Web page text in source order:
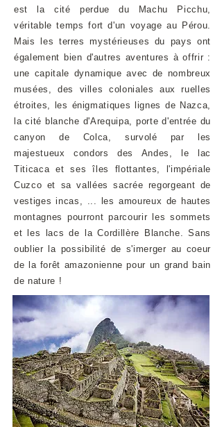
est la cité perdue du Machu Picchu,
véritable temps fort d'un voyage au Pérou.
Mais les terres mystérieuses du pays ont
également bien d'autres aventures à offrir :
une capitale dynamique avec de nombreux
musées, des villes coloniales aux ruelles
étroites, les énigmatiques lignes de Nazca,
la cité blanche d'Arequipa, porte d'entrée du
canyon de Colca, survolé par les
majestueux condors des Andes, le lac
Titicaca et ses îles flottantes, l'impériale
Cuzco et sa vallées sacrée regorgeant de
vestiges incas, ... les amoureux de hautes
montagnes pourront parcourir les sommets
et les lacs de la Cordillère Blanche. Sans
oublier la possibilité de s'imerger au coeur
de la forêt amazonienne pour un grand bain
de nature !